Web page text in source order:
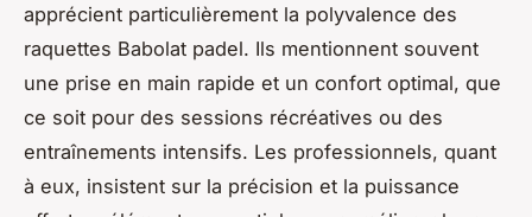
apprécient particulièrement la polyvalence des
raquettes Babolat padel. Ils mentionnent souvent
une prise en main rapide et un confort optimal, que
ce soit pour des sessions récréatives ou des
entraînements intensifs. Les professionnels, quant
à eux, insistent sur la précision et la puissance